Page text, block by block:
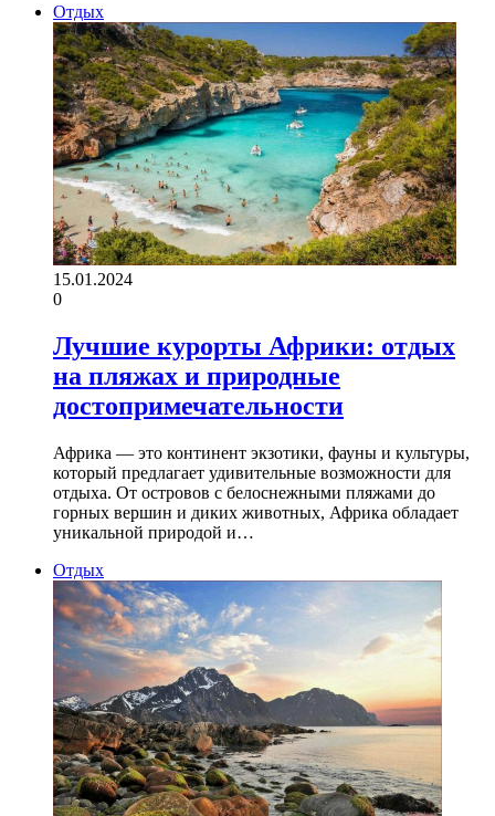
Отдых
15.01.2024
0
Лучшие курорты Африки: отдых
на пляжах и природные
достопримечательности
Африка — это континент экзотики, фауны и культуры,
который предлагает удивительные возможности для
отдыха. От островов с белоснежными пляжами до
горных вершин и диких животных, Африка обладает
уникальной природой и…
Отдых